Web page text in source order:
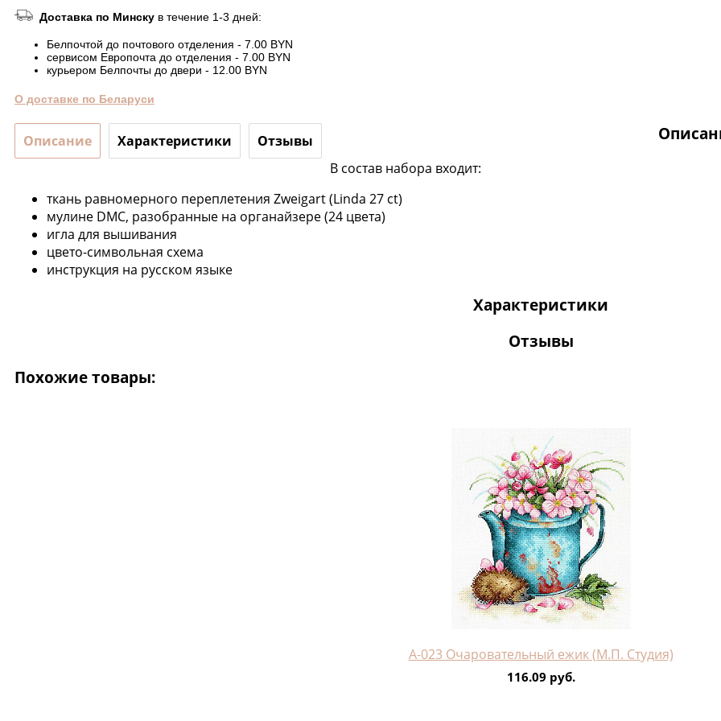
Доставка по Минску в течение 1-3 дней:
Белпочтой до почтового отделения - 7.00 BYN
сервисом Европочта до отделения - 7.00 BYN
курьером Белпочты до двери - 12.00 BYN
О доставке по Беларуси
Описание Характеристики Отзывы
В состав набора входит:
ткань равномерного переплетения Zweigart (Linda 27 ct)
мулине DMC, разобранные на органайзере (24 цвета)
игла для вышивания
цвето-символьная схема
инструкция на русском языке
Характеристики
Отзывы
Похожие товары:
А-023 Очаровательный ежик (М.П. Студия)
116.09 руб.